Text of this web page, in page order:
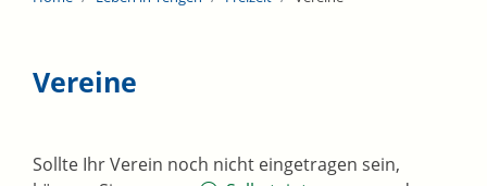
Vereine
Sollte Ihr Verein noch nicht eingetragen sein,